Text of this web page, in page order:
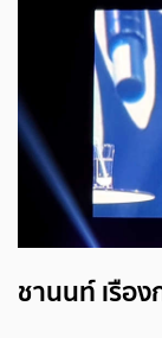
ชานนท์ เรือ